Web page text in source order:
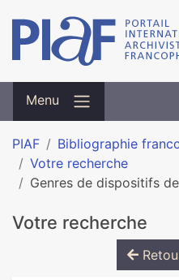
Menu
PIAF
Bibliographie
Votre recherche
Genres de dispositifs
Votre recherche